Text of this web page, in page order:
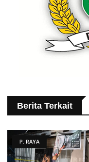
Berita Terkait
P. RAYA